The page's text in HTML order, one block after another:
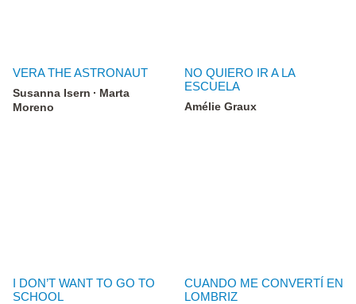
VERA THE ASTRONAUT
Susanna Isern
Marta
Moreno
NO QUIERO IR A LA
ESCUELA
Amélie Graux
I DON’T WANT TO GO TO
SCHOOL
CUANDO ME CONVERTÍ EN
LOMBRIZ